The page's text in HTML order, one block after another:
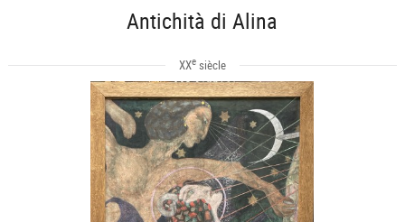
Antichità di Alina
XXesiècle